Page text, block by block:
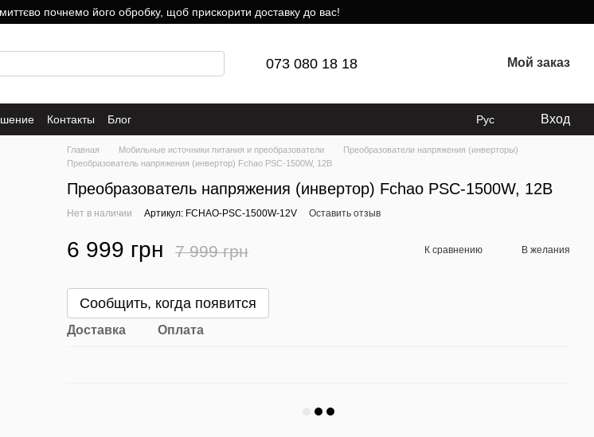
почнемо його обробку, щоб прискорити доставку до вас!
073 080 18 18 Мой заказ
Контакты Блог Рус Вход
Главная Мобильные источники питания и преобразователи
Преобразователи напряжения (инверторы)
Преобразователь напряжения (инвертор) Fchao PSC-1500W, 12В
Преобразователь напряжения (инвертор) Fchao PSC-1500W, 12В
Нет в наличии Артикул: FCHAO-PSC-1500W-12V Оставить отзыв
6 999 грн 7 999 грн К сравнению В желания
Сообщить, когда появится
Доставка Оплата